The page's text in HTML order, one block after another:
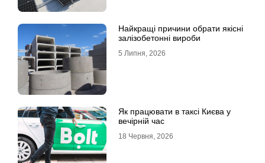
Найкращі причини обрати якісні
залізобетонні вироби
5 Липня, 2026
Як працювати в таксі Києва у
вечірній час
18 Червня, 2026